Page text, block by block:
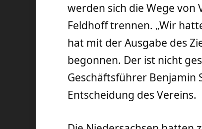
werden sich die Wege von
Feldhoff trennen. „Wir
hat mit der Ausgabe des
begonnen. Der ist nicht
Geschäftsführer Benjamin
Entscheidung des Vereins.